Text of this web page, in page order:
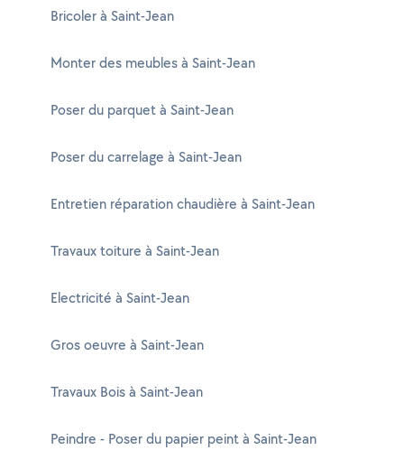
Bricoler à Saint-Jean
Monter des meubles à Saint-Jean
Poser du parquet à Saint-Jean
Poser du carrelage à Saint-Jean
Entretien réparation chaudière à Saint-Jean
Travaux toiture à Saint-Jean
Electricité à Saint-Jean
Gros oeuvre à Saint-Jean
Travaux Bois à Saint-Jean
Peindre - Poser du papier peint à Saint-Jean